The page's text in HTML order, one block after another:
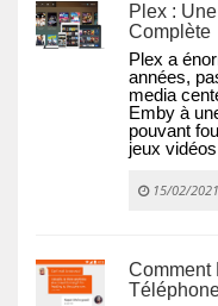
Plex :
Complète
Plex a
années,
media
Emby à
pouvant
jeux
15/02/2021
Comment